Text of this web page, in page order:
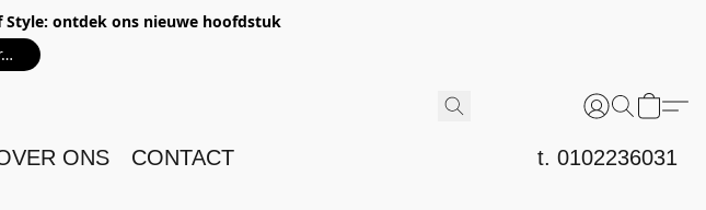
Style: ontdek ons nieuwe hoofdstuk
ONS CONTACT t. 0102236031